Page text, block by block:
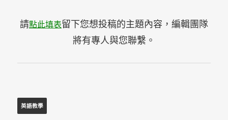
請點此填表留下您想投稿的主題內容，編輯團隊
將有專人與您聯繫。
英語教學